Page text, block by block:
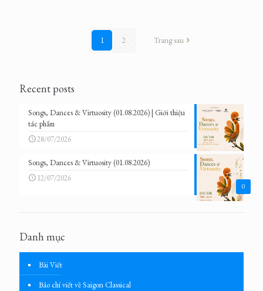
1 2 Trang sau
Recent posts
Songs, Dances & Virtuosity (01.08.2026) | Giới thiệu
tác phẩm
28/07/2026
0
Songs, Dances & Virtuosity (01.08.2026)
12/07/2026
Danh mục
Bài Viết
Báo chí viết về Saigon Classical